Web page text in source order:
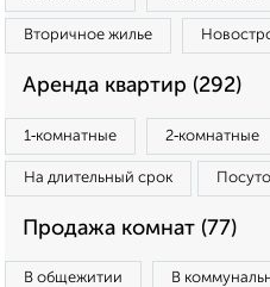
Вторичное жилье
Аренда квартир (292)
1‑комнатные 2‑комнатные
На длительный срок
Продажа комнат (77)
В общежитии В